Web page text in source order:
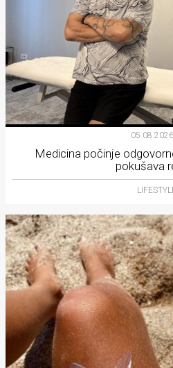
Medicina počinje
pokušava